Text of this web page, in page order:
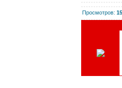
Просмотров: